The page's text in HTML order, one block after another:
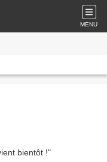
MENU